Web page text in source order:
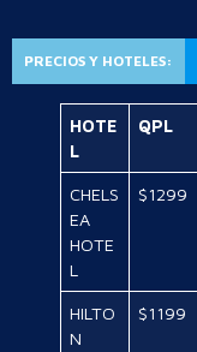
PRECIOS Y HOTELES:
HOTE
L
QPL
CHELS
EA
HOTE
L
$1299
HILTO
N
$1199